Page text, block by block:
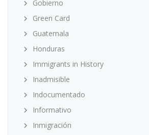
Gobierno
Green Card
Guatemala
Honduras
Immigrants in History
Inadmisible
Indocumentado
Informativo
Inmigración